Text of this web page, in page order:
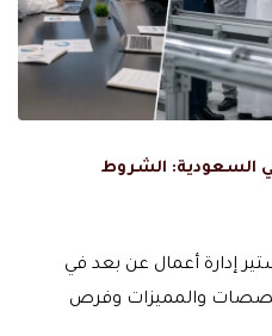
السعودية: الشروط
إدارة أعمال عن بعد في
والمميزات وفرص